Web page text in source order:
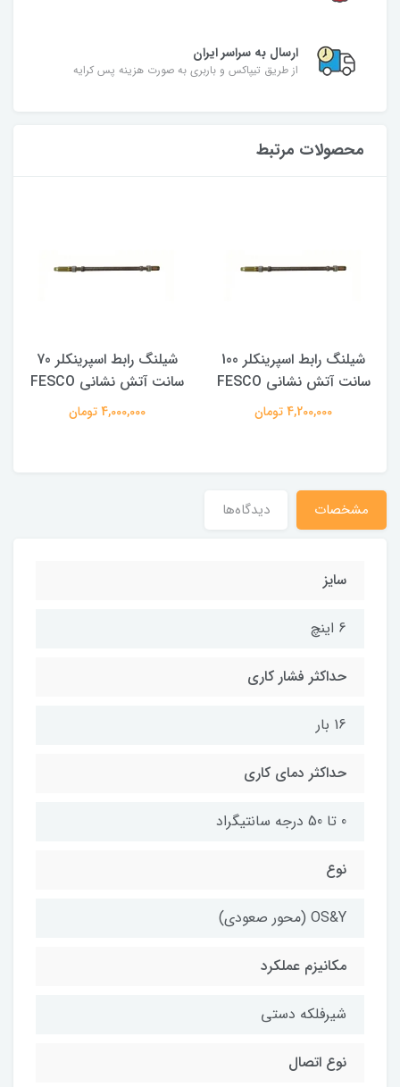
ارسال به سراسر ایران
از طریق تیپاکس و باربری به صورت هزینه پس کرایه
محصولات مرتبط
شیلنگ رابط اسپرینکلر 100
سانت آتش نشانی FESCO
4,200,000 تومان
شیلنگ رابط اسپرینکلر 70
سانت آتش نشانی FESCO
4,000,000 تومان
مشخصات دیدگاه‌ها
سایز
6 اینچ
حداکثر فشار کاری
16 بار
حداکثر دمای کاری
0 تا 50 درجه سانتیگراد
نوع
OS&Y (محور صعودی)
مکانیزم عملکرد
شیرفلکه دستی
نوع اتصال